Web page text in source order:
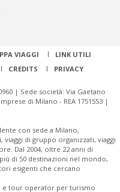
VIAGGI
LINK UTILI
CREDITS PRIVACY
| Sede società: Via Gaetano
di Milano - REA 1751553 |
con sede a Milano,
viaggi di gruppo organizzati, viaggi
Dal 2004, oltre 22 anni di
di 50 destinazioni nel mondo,
esigenti che cercano
e tour operator per turismo